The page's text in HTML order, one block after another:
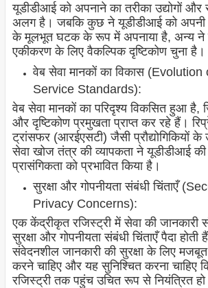
यूडीडीआई को अपनाने का तरीका उद्योगों
अलग है। जबकि कुछ ने यूडीडीआई को अपनी
के मूलभूत घटक के रूप में अपनाया है, अन्य
एकीकरण के लिए वैकल्पिक दृष्टिकोण चुना है।
वेब सेवा मानकों का विकास
Service Standards):
वेब सेवा मानकों का परिदृश्य विकसित हुआ है,
और दृष्टिकोण प्रमुखता प्राप्त कर रहे हैं।
ट्रांसफर (आरईएसटी) जैसी प्रौद्योगिकियों
सेवा खोज तंत्र की व्यापकता ने यूडीडीआई
प्रासंगिकता को प्रभावित किया है।
सुरक्षा और गोपनीयता संबंधी चिंताएँ
Privacy Concerns):
एक केंद्रीकृत रजिस्ट्री में सेवा की जानकारी
सुरक्षा और गोपनीयता संबंधी चिंताएँ पैदा
संवेदनशील जानकारी की सुरक्षा के लिए मजबूत
करने चाहिए और यह सुनिश्चित करना चाहिए
रजिस्ट्री तक पहुंच उचित रूप से नियंत्रित